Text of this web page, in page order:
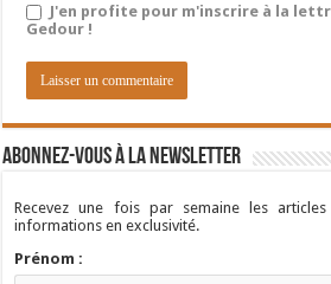
J'en profite pour m'inscrire à la
Gedour !
Abonnez-vous à la newsletter
Recevez une fois par semaine les
informations en exclusivité.
Prénom :